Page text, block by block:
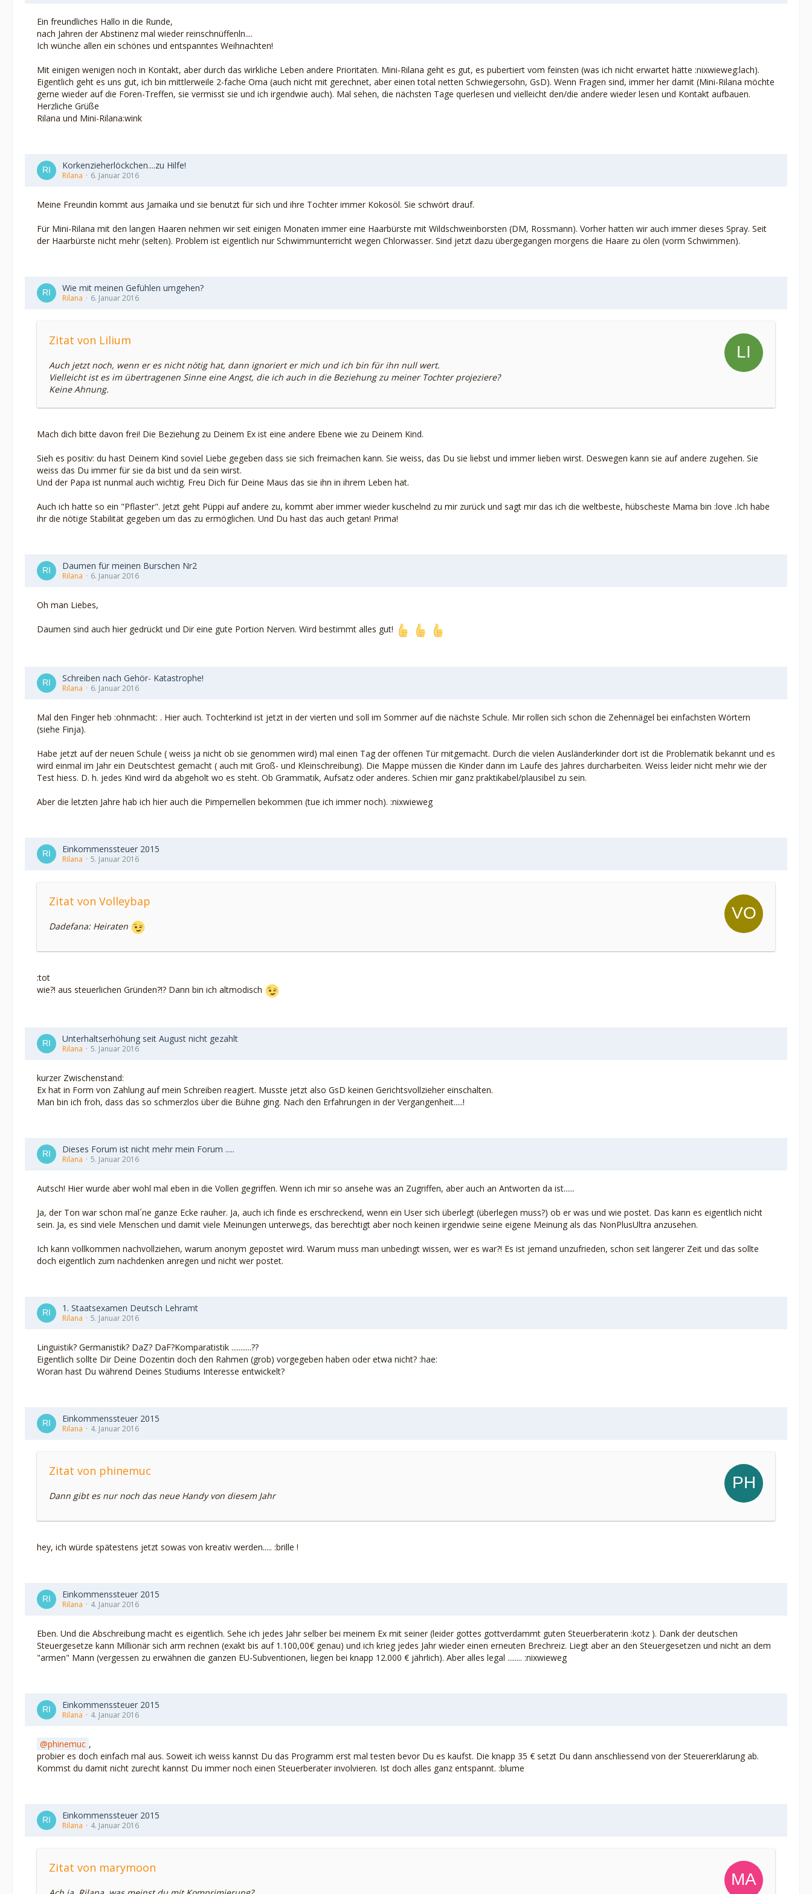
Ein freundliches Hallo in die Runde,
nach Jahren der Abstinenz mal wieder reinschnüffenln....
Ich wünche allen ein schönes und entspanntes Weihnachten!
Mit einigen wenigen noch in Kontakt, aber durch das wirkliche Leben andere Prioritäten. Mini-Rilana geht es gut, es pubertiert vom feinsten (was ich nicht erwartet hätte :nixwieweg:lach).
Eigentlich geht es uns gut, ich bin mittlerweile 2-fache Oma (auch nicht mit gerechnet, aber einen total netten Schwiegersohn, GsD). Wenn Fragen sind, immer her damit (Mini-Rilana möchte
gerne wieder auf die Foren-Treffen, sie vermisst sie und ich irgendwie auch). Mal sehen, die nächsten Tage querlesen und vielleicht den/die andere wieder lesen und Kontakt aufbauen.
Herzliche Grüße
Rilana und Mini-Rilana:wink
Korkenzieherlöckchen....zu Hilfe!
Rilana 6. Januar 2016
Meine Freundin kommt aus Jamaika und sie benutzt für sich und ihre Tochter immer Kokosöl. Sie schwört drauf.
Für Mini-Rilana mit den langen Haaren nehmen wir seit einigen Monaten immer eine Haarbürste mit Wildschweinborsten (DM, Rossmann). Vorher hatten wir auch immer dieses Spray. Seit
der Haarbürste nicht mehr (selten). Problem ist eigentlich nur Schwimmunterricht wegen Chlorwasser. Sind jetzt dazu übergegangen morgens die Haare zu ölen (vorm Schwimmen).
Wie mit meinen Gefühlen umgehen?
Rilana 6. Januar 2016
Zitat von Lilium
Auch jetzt noch, wenn er es nicht nötig hat, dann ignoriert er mich und ich bin für ihn null wert.
Vielleicht ist es im übertragenen Sinne eine Angst, die ich auch in die Beziehung zu meiner Tochter projeziere?
Keine Ahnung.
Mach dich bitte davon frei! Die Beziehung zu Deinem Ex ist eine andere Ebene wie zu Deinem Kind.
Sieh es positiv: du hast Deinem Kind soviel Liebe gegeben dass sie sich freimachen kann. Sie weiss, das Du sie liebst und immer lieben wirst. Deswegen kann sie auf andere zugehen. Sie
weiss das Du immer für sie da bist und da sein wirst.
Und der Papa ist nunmal auch wichtig. Freu Dich für Deine Maus das sie ihn in ihrem Leben hat.
Auch ich hatte so ein "Pflaster". Jetzt geht Püppi auf andere zu, kommt aber immer wieder kuschelnd zu mir zurück und sagt mir das ich die weltbeste, hübscheste Mama bin :love .Ich habe
ihr die nötige Stabilität gegeben um das zu ermöglichen. Und Du hast das auch getan! Prima!
Daumen für meinen Burschen Nr2
Rilana 6. Januar 2016
Oh man Liebes,
Daumen sind auch hier gedrückt und Dir eine gute Portion Nerven. Wird bestimmt alles gut!
Schreiben nach Gehör- Katastrophe!
Rilana 6. Januar 2016
Mal den Finger heb :ohnmacht: . Hier auch. Tochterkind ist jetzt in der vierten und soll im Sommer auf die nächste Schule. Mir rollen sich schon die Zehennägel bei einfachsten Wörtern
(siehe Finja).
Habe jetzt auf der neuen Schule ( weiss ja nicht ob sie genommen wird) mal einen Tag der offenen Tür mitgemacht. Durch die vielen Ausländerkinder dort ist die Problematik bekannt und es
wird einmal im Jahr ein Deutschtest gemacht ( auch mit Groß- und Kleinschreibung). Die Mappe müssen die Kinder dann im Laufe des Jahres durcharbeiten. Weiss leider nicht mehr wie der
Test hiess. D. h. jedes Kind wird da abgeholt wo es steht. Ob Grammatik, Aufsatz oder anderes. Schien mir ganz praktikabel/plausibel zu sein.
Aber die letzten Jahre hab ich hier auch die Pimpernellen bekommen (tue ich immer noch). :nixwieweg
Einkommenssteuer 2015
Rilana 5. Januar 2016
Zitat von Volleybap
Dadefana: Heiraten
:tot
wie?! aus steuerlichen Gründen?!? Dann bin ich altmodisch
Unterhaltserhöhung seit August nicht gezahlt
Rilana 5. Januar 2016
kurzer Zwischenstand:
Ex hat in Form von Zahlung auf mein Schreiben reagiert. Musste jetzt also GsD keinen Gerichtsvollzieher einschalten.
Man bin ich froh, dass das so schmerzlos über die Bühne ging. Nach den Erfahrungen in der Vergangenheit.....!
Dieses Forum ist nicht mehr mein Forum .....
Rilana 5. Januar 2016
Autsch! Hier wurde aber wohl mal eben in die Vollen gegriffen. Wenn ich mir so ansehe was an Zugriffen, aber auch an Antworten da ist......
Ja, der Ton war schon mal´ne ganze Ecke rauher. Ja, auch ich finde es erschreckend, wenn ein User sich überlegt (überlegen muss?) ob er was und wie postet. Das kann es eigentlich nicht
sein. Ja, es sind viele Menschen und damit viele Meinungen unterwegs, das berechtigt aber noch keinen irgendwie seine eigene Meinung als das NonPlusUltra anzusehen.
Ich kann vollkommen nachvollziehen, warum anonym gepostet wird. Warum muss man unbedingt wissen, wer es war?! Es ist jemand unzufrieden, schon seit längerer Zeit und das sollte
doch eigentlich zum nachdenken anregen und nicht wer postet.
1. Staatsexamen Deutsch Lehramt
Rilana 5. Januar 2016
Linguistik? Germanistik? DaZ? DaF?Komparatistik ...........??
Eigentlich sollte Dir Deine Dozentin doch den Rahmen (grob) vorgegeben haben oder etwa nicht? :hae:
Woran hast Du während Deines Studiums Interesse entwickelt?
Einkommenssteuer 2015
Rilana 4. Januar 2016
Zitat von phinemuc
Dann gibt es nur noch das neue Handy von diesem Jahr
hey, ich würde spätestens jetzt sowas von kreativ werden..... :brille !
Einkommenssteuer 2015
Rilana 4. Januar 2016
Eben. Und die Abschreibung macht es eigentlich. Sehe ich jedes Jahr selber bei meinem Ex mit seiner (leider gottes gottverdammt guten Steuerberaterin :kotz ). Dank der deutschen
Steuergesetze kann Millionär sich arm rechnen (exakt bis auf 1.100,00€ genau) und ich krieg jedes Jahr wieder einen erneuten Brechreiz. Liegt aber an den Steuergesetzen und nicht an dem
"armen" Mann (vergessen zu erwähnen die ganzen EU-Subventionen, liegen bei knapp 12.000 € jährlich). Aber alles legal ........ :nixwieweg
Einkommenssteuer 2015
Rilana 4. Januar 2016
phinemuc ,
probier es doch einfach mal aus. Soweit ich weiss kannst Du das Programm erst mal testen bevor Du es kaufst. Die knapp 35 € setzt Du dann anschliessend von der Steuererklärung ab.
Kommst du damit nicht zurecht kannst Du immer noch einen Steuerberater involvieren. Ist doch alles ganz entspannt. :blume
Einkommenssteuer 2015
Rilana 4. Januar 2016
Zitat von marymoon